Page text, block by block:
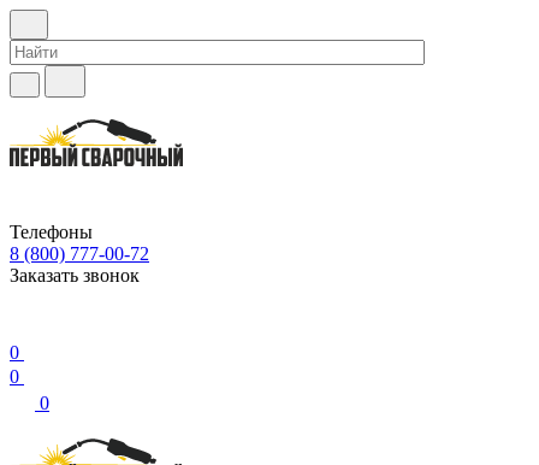
Телефоны
8 (800) 777-00-72
Заказать звонок
0
0
0